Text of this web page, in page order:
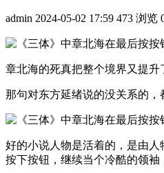
admin 2024-05-02 17:59 473 浏览
章北海的死真把整个境界又提
那句对东方延绪说的没关系的
好的小说人物是活着的，是由
按下按钮，继续当个冷酷的领